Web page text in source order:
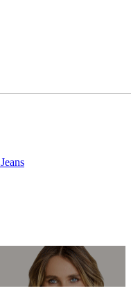
Jeans